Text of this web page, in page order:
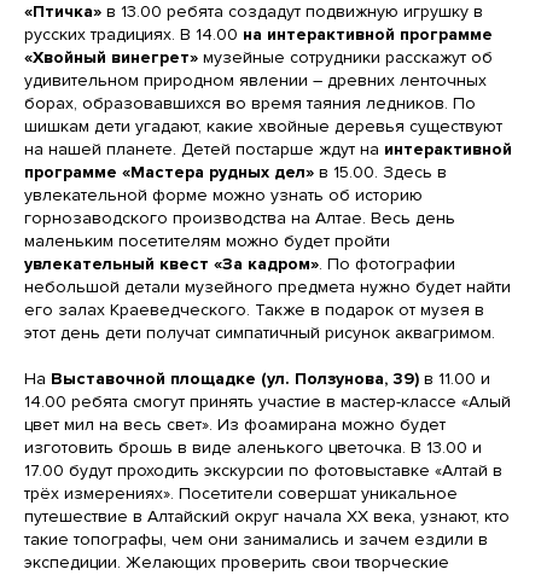
«Птичка» в 13.00 ребята создадут подвижную игрушку в
русских традициях. В 14.00 на интерактивной программе
«Хвойный винегрет» музейные сотрудники расскажут об
удивительном природном явлении – древних ленточных
борах, образовавшихся во время таяния ледников. По
шишкам дети угадают, какие хвойные деревья существуют
на нашей планете. Детей постарше ждут на интерактивной
программе «Мастера рудных дел» в 15.00. Здесь в
увлекательной форме можно узнать об историю
горнозаводского производства на Алтае. Весь день
маленьким посетителям можно будет пройти
увлекательный квест «За кадром». По фотографии
небольшой детали музейного предмета нужно будет найти
его залах Краеведческого. Также в подарок от музея в
этот день дети получат симпатичный рисунок аквагримом.
На Выставочной площадке (ул. Ползунова, 39) в 11.00 и
14.00 ребята смогут принять участие в мастер-классе «Алый
цвет мил на весь свет». Из фоамирана можно будет
изготовить брошь в виде аленького цветочка. В 13.00 и
17.00 будут проходить экскурсии по фотовыставке «Алтай в
трёх измерениях». Посетители совершат уникальное
путешествие в Алтайский округ начала XX века, узнают, кто
такие топографы, чем они занимались и зачем ездили в
экспедиции. Желающих проверить свои творческие